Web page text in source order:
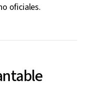
oficiales.